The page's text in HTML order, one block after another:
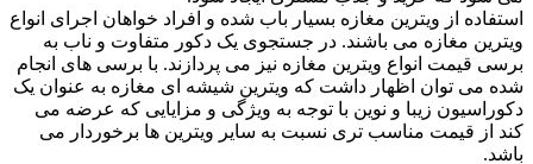
استفاده از ویترین مغازه بسیار باب شده و افراد خواهان اجرای انواع
ویترین مغازه می باشند. در جستجوی یک دکور متفاوت و ناب به
برسی قیمت انواع ویترین مغازه نیز می پردازند. با برسی های انجام
شده می توان اظهار داشت که ویترین شیشه ای مغازه به عنوان یک
دکوراسیون زیبا و نوین با توجه به ویژگی و مزایایی که عرضه می
کند از قیمت مناسب تری نسبت به سایر ویترین ها برخوردار می
باشد.